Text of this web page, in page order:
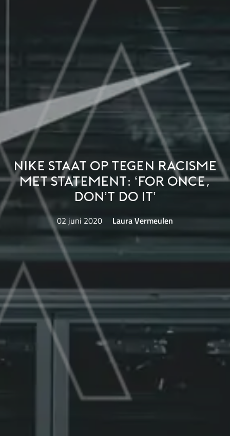
Nike staat op tegen racisme
met statement: ‘For once,
Don’t Do It’
02 juni 2020 Laura Vermeulen